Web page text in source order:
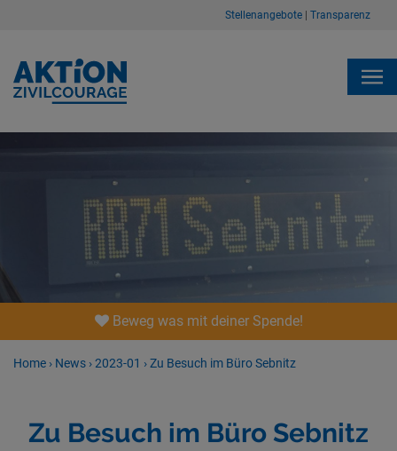
Stellenangebote Transparenz
Beweg was mit deiner Spende!
Home › News ›2023-01 ›Zu Besuch im Büro Sebnitz
Zu Besuch im Büro Sebnitz